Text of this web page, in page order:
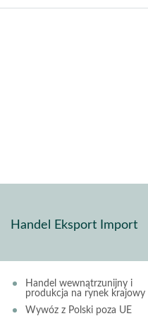
Handel Eksport Import
Handel wewnątrzunijny i
produkcja na rynek krajowy
Wywóz z Polski poza UE